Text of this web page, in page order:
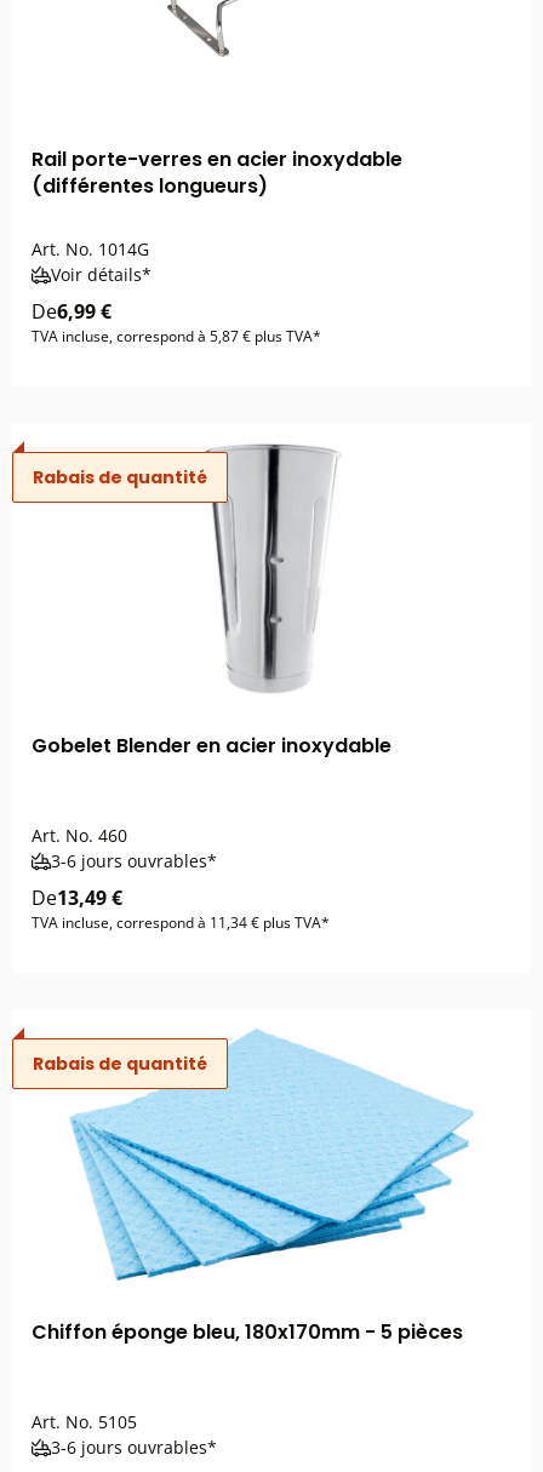
Rail porte-verres en acier inoxydable
(différentes longueurs)
Art. No. 1014G
Voir détails*
De6,99 €
TVA incluse, correspond à 5,87 € plus TVA*
Rabais de quantité
Gobelet Blender en acier inoxydable
Art. No. 460
3-6 jours ouvrables*
De13,49 €
TVA incluse, correspond à 11,34 € plus TVA*
Rabais de quantité
Chiffon éponge bleu, 180x170mm - 5 pièces
Art. No. 5105
3-6 jours ouvrables*